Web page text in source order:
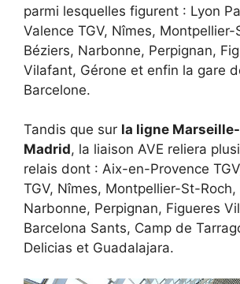
parmi lesquelles figurent : Lyon
Valence TGV, Nîmes, Montpellier-
Béziers, Narbonne, Perpignan,
Vilafant, Gérone et enfin la gare
Barcelone.
Tandis que sur la ligne
Madrid, la liaison AVE reliera
relais dont : Aix-en-Provence
TGV, Nîmes, Montpellier-St-Roch,
Narbonne, Perpignan, Figueres
Barcelona Sants, Camp de
Delicias et Guadalajara.